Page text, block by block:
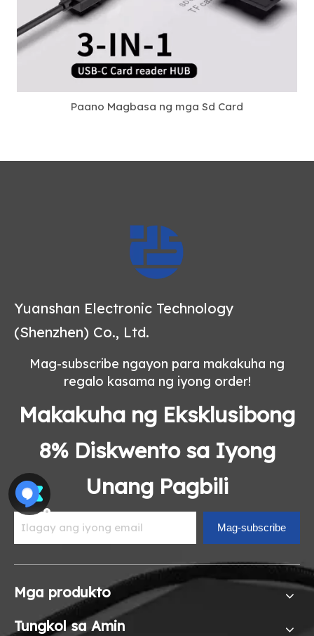
Paano Magbasa ng mga Sd Card
Yuanshan Electronic Technology
(Shenzhen) Co., Ltd.
Mag-subscribe ngayon para makakuha ng
regalo kasama ng iyong order!
Makakuha ng Eksklusibong
8% Diskwento sa Iyong
Unang Pagbili
Mag-subscribe
Mga produkto
Tungkol sa Amin